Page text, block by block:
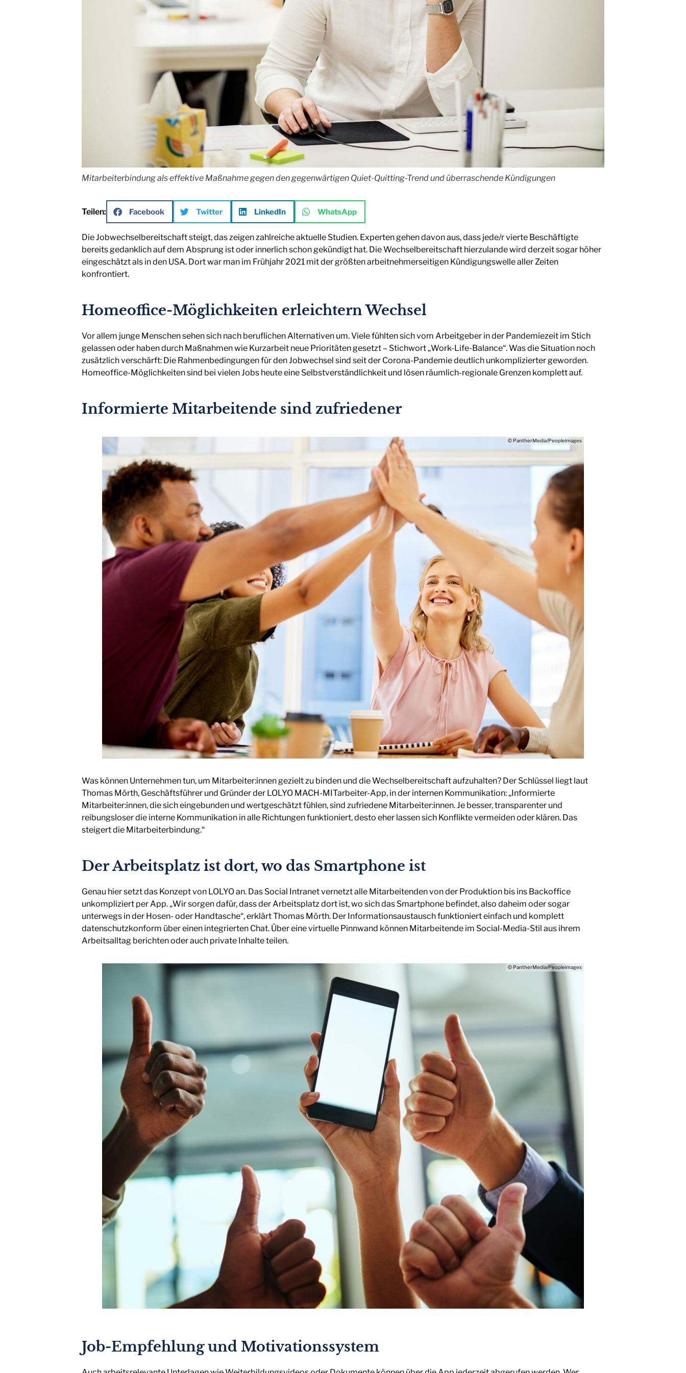
Mitarbeiterbindung als effektive Maßnahme gegen den gegenwärtigen Quiet-Quitting-Trend und überraschende Kündigungen
Teilen: Facebook Twitter LinkedIn WhatsApp
Die Jobwechselbereitschaft steigt, das zeigen zahlreiche aktuelle Studien. Experten gehen davon aus, dass jede/r vierte Beschäftigte
bereits gedanklich auf dem Absprung ist oder innerlich schon gekündigt hat. Die Wechselbereitschaft hierzulande wird derzeit sogar höher
eingeschätzt als in den USA. Dort war man im Frühjahr 2021 mit der größten arbeitnehmerseitigen Kündigungswelle aller Zeiten
konfrontiert.
Homeoffice-Möglichkeiten erleichtern Wechsel
Vor allem junge Menschen sehen sich nach beruflichen Alternativen um. Viele fühlten sich vom Arbeitgeber in der Pandemiezeit im Stich
gelassen oder haben durch Maßnahmen wie Kurzarbeit neue Prioritäten gesetzt – Stichwort „Work-Life-Balance“. Was die Situation noch
zusätzlich verschärft: Die Rahmenbedingungen für den Jobwechsel sind seit der Corona-Pandemie deutlich unkomplizierter geworden.
Homeoffice-Möglichkeiten sind bei vielen Jobs heute eine Selbstverständlichkeit und lösen räumlich-regionale Grenzen komplett auf.
Informierte Mitarbeitende sind zufriedener
© PantherMedia/Peopleimages
Was können Unternehmen tun, um Mitarbeiter:innen gezielt zu binden und die Wechselbereitschaft aufzuhalten? Der Schlüssel liegt laut
Thomas Mörth, Geschäftsführer und Gründer der LOLYO MACH-MITarbeiter-App, in der internen Kommunikation: „Informierte
Mitarbeiter:innen, die sich eingebunden und wertgeschätzt fühlen, sind zufriedene Mitarbeiter:innen. Je besser, transparenter und
reibungsloser die interne Kommunikation in alle Richtungen funktioniert, desto eher lassen sich Konflikte vermeiden oder klären. Das
steigert die Mitarbeiterbindung.“
Der Arbeitsplatz ist dort, wo das Smartphone ist
Genau hier setzt das Konzept von LOLYO an. Das Social Intranet vernetzt alle Mitarbeitenden von der Produktion bis ins Backoffice
unkompliziert per App. „Wir sorgen dafür, dass der Arbeitsplatz dort ist, wo sich das Smartphone befindet, also daheim oder sogar
unterwegs in der Hosen- oder Handtasche“, erklärt Thomas Mörth. Der Informationsaustausch funktioniert einfach und komplett
datenschutzkonform über einen integrierten Chat. Über eine virtuelle Pinnwand können Mitarbeitende im Social-Media-Stil aus ihrem
Arbeitsalltag berichten oder auch private Inhalte teilen.
© PantherMedia/Peopleimages
Job-Empfehlung und Motivationssystem